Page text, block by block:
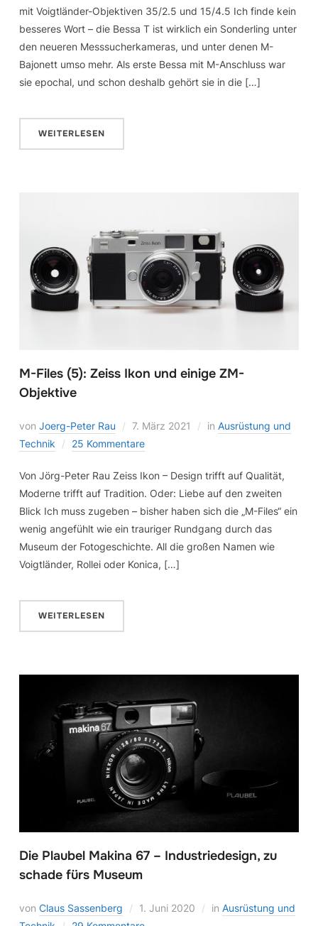
mit Voigtländer-Objektiven 35/2.5 und 15/4.5 Ich finde kein
besseres Wort – die Bessa T ist wirklich ein Sonderling unter
den neueren Messsucherkameras, und unter denen M-
Bajonett umso mehr. Als erste Bessa mit M-Anschluss war
sie epochal, und schon deshalb gehört sie in die […]
WEITERLESEN
M-Files (5): Zeiss Ikon und einige ZM-
Objektive
von Joerg-Peter Rau 7. März 2021 in Ausrüstung und
Technik
25 Kommentare
Von Jörg-Peter Rau Zeiss Ikon – Design trifft auf Qualität,
Moderne trifft auf Tradition. Oder: Liebe auf den zweiten
Blick Ich muss zugeben – bisher haben sich die „M-Files“ ein
wenig angefühlt wie ein trauriger Rundgang durch das
Museum der Fotogeschichte. All die großen Namen wie
Voigtländer, Rollei oder Konica, […]
WEITERLESEN
Die Plaubel Makina 67 – Industriedesign, zu
schade fürs Museum
von Claus Sassenberg 1. Juni 2020 in Ausrüstung und